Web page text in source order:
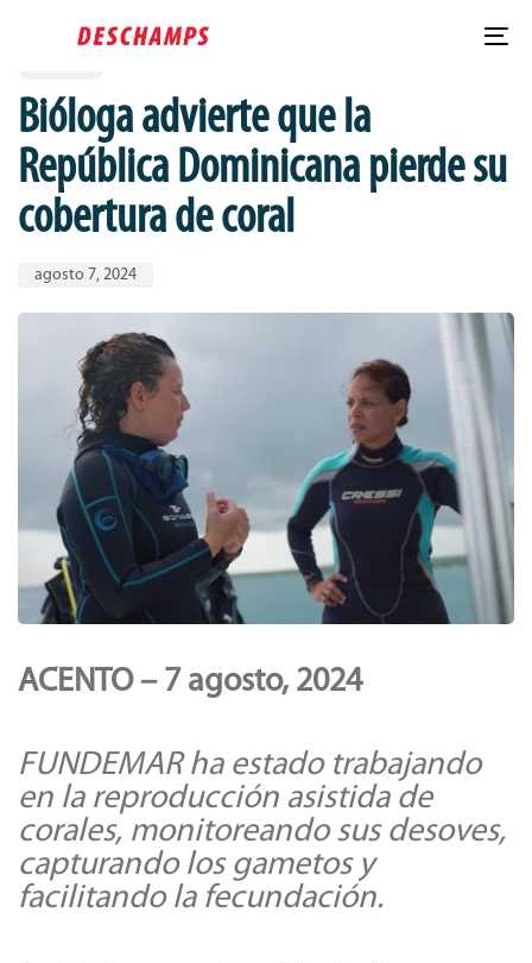
Bióloga advierte que la
República Dominicana pierde su
cobertura de coral
agosto 7, 2024
ACENTO – 7 agosto, 2024
FUNDEMAR ha estado trabajando
en la reproducción asistida de
corales, monitoreando sus desoves,
capturando los gametos y
facilitando la fecundación.